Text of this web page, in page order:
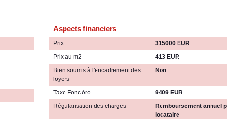
Aspects financiers
Prix
315000 EUR
Prix au m2
413 EUR
Bien soumis à l'encadrement des
loyers
Non
Taxe Foncière
9409 EUR
Régularisation des charges
Remboursement annuel
locataire